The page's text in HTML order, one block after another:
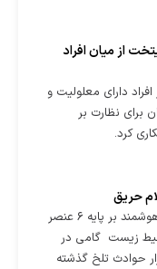
از میان افراد
دارای معلولیت و
برای نظارت بر
کرد.
حریق
صادقی گفت: راه اندازی و توسعه روش‌های هوشمند بر پایه ۶ عنصر
زیست گامی در
حوادث تلخ گذشته